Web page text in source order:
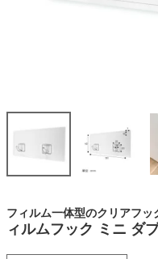
オーダーメイドテープシ
くりぴた浮きウキシリーズ
フィルム一体型のクリアフッ
ィルムフック ミニ ダ